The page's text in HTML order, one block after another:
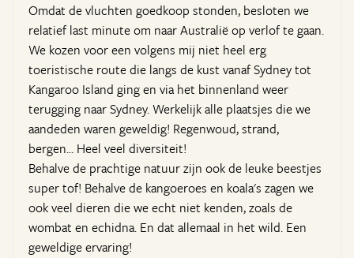
Omdat de vluchten goedkoop stonden, besloten we
relatief last minute om naar Australië op verlof te gaan.
We kozen voor een volgens mij niet heel erg
toeristische route die langs de kust vanaf Sydney tot
Kangaroo Island ging en via het binnenland weer
terugging naar Sydney. Werkelijk alle plaatsjes die we
aandeden waren geweldig! Regenwoud, strand,
bergen... Heel veel diversiteit!
Behalve de prachtige natuur zijn ook de leuke beestjes
super tof! Behalve de kangoeroes en koala's zagen we
ook veel dieren die we echt niet kenden, zoals de
wombat en echidna. En dat allemaal in het wild. Een
geweldige ervaring!